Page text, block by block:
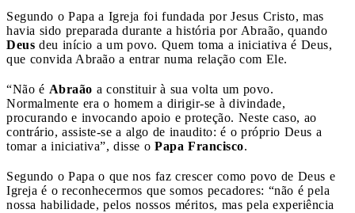
Segundo o Papa a Igreja foi fundada por Jesus Cristo, mas
havia sido preparada durante a história por Abraão, quando
Deus deu início a um povo. Quem toma a iniciativa é Deus,
que convida Abraão a entrar numa relação com Ele.
“Não é Abraão a constituir à sua volta um povo.
Normalmente era o homem a dirigir-se à divindade,
procurando e invocando apoio e proteção. Neste caso, ao
contrário, assiste-se a algo de inaudito: é o próprio Deus a
tomar a iniciativa”, disse o Papa Francisco.
Segundo o Papa o que nos faz crescer como povo de Deus e
Igreja é o reconhecermos que somos pecadores: “não é pela
nossa habilidade, pelos nossos méritos, mas pela experiência